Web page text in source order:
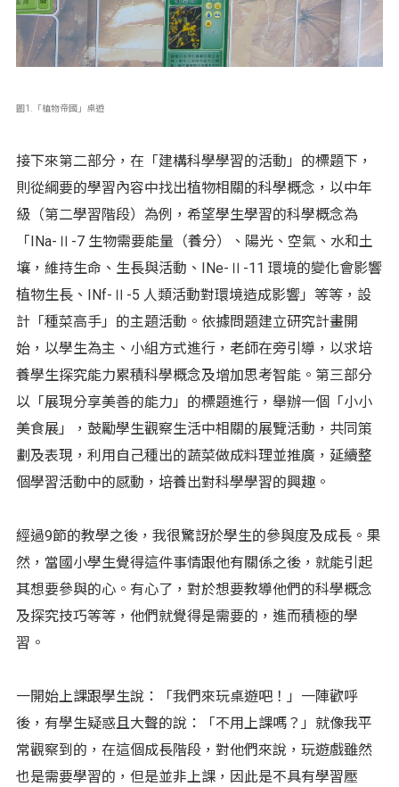
圖1.「植物帝國」桌遊
接下來第二部分，在「建構科學學習的活動」的標題下，
則從綱要的學習內容中找出植物相關的科學概念，以中年
級（第二學習階段）為例，希望學生學習的科學概念為
「INa-Ⅱ-7 生物需要能量（養分）、陽光、空氣、水和土
壤，維持生命、生長與活動、INe-Ⅱ-11 環境的變化會影響
植物生長、INf-Ⅱ-5 人類活動對環境造成影響」等等，設
計「種菜高手」的主題活動。依據問題建立研究計畫開
始，以學生為主、小組方式進行，老師在旁引導，以求培
養學生探究能力累積科學概念及增加思考智能。第三部分
以「展現分享美善的能力」的標題進行，舉辦一個「小小
美食展」，鼓勵學生觀察生活中相關的展覽活動，共同策
劃及表現，利用自己種出的蔬菜做成料理並推廣，延續整
個學習活動中的感動，培養出對科學學習的興趣。
經過9節的教學之後，我很驚訝於學生的參與度及成長。果
然，當國小學生覺得這件事情跟他有關係之後，就能引起
其想要參與的心。有心了，對於想要教導他們的科學概念
及探究技巧等等，他們就覺得是需要的，進而積極的學
習。
一開始上課跟學生說：「我們來玩桌遊吧！」一陣歡呼
後，有學生疑惑且大聲的說：「不用上課嗎？」就像我平
常觀察到的，在這個成長階段，對他們來說，玩遊戲雖然
也是需要學習的，但是並非上課，因此是不具有學習壓